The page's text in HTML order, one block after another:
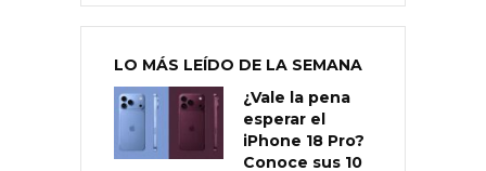
LO MÁS LEÍDO DE LA SEMANA
¿Vale la pena
esperar el
iPhone 18 Pro?
Conoce sus 10